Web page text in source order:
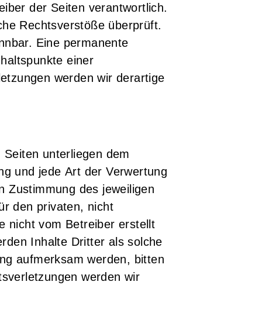
der Seiten verantwortlich.
Rechtsverstöße überprüft.
Eine permanente
einer
werden wir derartige
unterliegen dem
und jede Art der Verwertung
Zustimmung des jeweiligen
den privaten, nicht
nicht vom Betreiber erstellt
Inhalte Dritter als solche
aufmerksam werden, bitten
werden wir